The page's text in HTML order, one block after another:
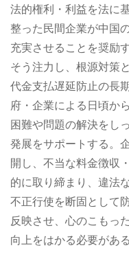
法的権利・利益を法に
整った民間企業が中国
充実させることを奨励
そう注力し、根源対策
代金支払遅延防止の長
府・企業による日頃か
困難や問題の解決をし
発展をサポートする。
開し、不当な料金徴収
的に取り締まり、違法
不正行使を断固として
反映させ、心のこもっ
向上をはかる必要がある